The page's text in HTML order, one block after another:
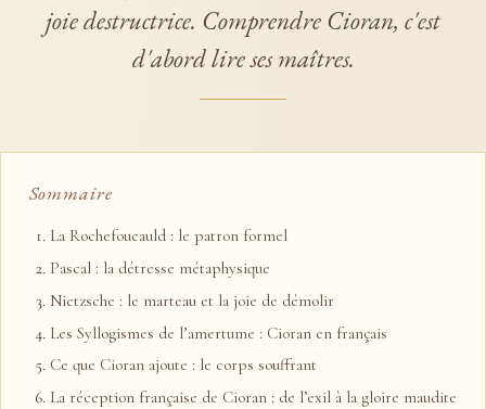
joie destructrice. Comprendre Cioran, c'est
d'abord lire ses maîtres.
Sommaire
La Rochefoucauld : le patron formel
Pascal : la détresse métaphysique
Nietzsche : le marteau et la joie de démolir
Les Syllogismes de l’amertume : Cioran en français
Ce que Cioran ajoute : le corps souffrant
La réception française de Cioran : de l’exil à la gloire maudite